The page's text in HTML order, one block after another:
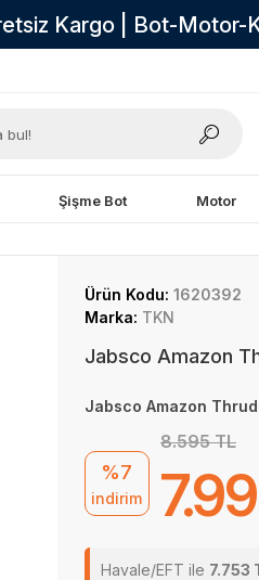
Kargo | Bot-Motor-
Şişme Bot Motor
Ürün Kodu: 1620392
Marka: TKN
Jabsco Amazon
Jabsco Amazon
%7
indirim
8.595 TL
Havale/EFT ile 7.753